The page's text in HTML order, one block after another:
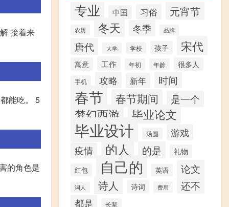
接着来
能吃。 5
的角色是
专业 中国 习俗 元宵节
农历 冬天 冬季 品牌
唐代 大学 学校 孩子 宋代
寓意 工作 年初 年龄 很多人
手机 攻略 新年 时间
春节 春节期间 是一个
梦幻西游 毕业论文
毕业设计 汤圆 游戏
疫情 的人 的是 礼物
红包 自己的 英语 论文
词人 诗人 诗词 费用 还不
都是 长辈